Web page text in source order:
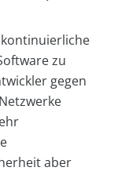
kontinuierliche
zu
gegen
aber